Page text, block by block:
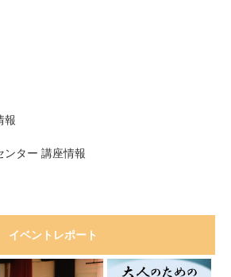
報
ンター 講座情報
イベントレポート